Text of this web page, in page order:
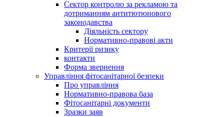
Сектор контролю за рекламою та
дотриманням антитютюнового
законодавства
Діяльність сектору
Нормативно-правові акти
Критерії ризику
контакти
Форма звернення
Управління фітосанітарної безпеки
Про управління
Нормативно-правова база
Фітосанітарні документи
Зразки заяв